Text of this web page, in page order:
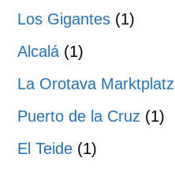
Los Gigantes (1)
Alcalá (1)
La Orotava Marktplatz
Puerto de la Cruz (1)
El Teide (1)